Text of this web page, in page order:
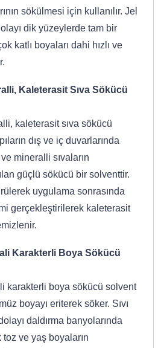
sökülmesi için kullanılır. Jel
dik yüzeylerde tam bir
katlı boyaları dahi hızlı ve
Kaleterasit Sıva Sökücü
kaleterasit sıva sökücü
dış ve iç duvarlarında
mineralli sıvaların
güçlü sökücü bir solventtir.
uygulama sonrasında
gerçekleştirilerek kaleterasit
Karakterli Boya Sökücü
karakterli boya sökücü solvent
boyayı eriterek söker. Sıvı
daldırma banyolarında
toz ve yaş boyaların